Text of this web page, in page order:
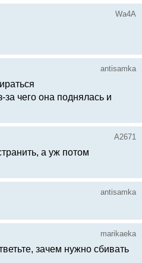
Wa4A
antisamka
чего она поднялась и
A2671
а уж потом
antisamka
marikaeka
зачем нужно сбивать